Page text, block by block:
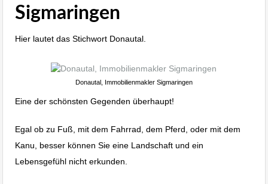
Sigmaringen
Hier lautet das Stichwort Donautal.
Donautal, Immobilienmakler Sigmaringen
Eine der schönsten Gegenden überhaupt!
Egal ob zu Fuß, mit dem Fahrrad, dem Pferd, oder mit dem
Kanu, besser können Sie eine Landschaft und ein
Lebensgefühl nicht erkunden.